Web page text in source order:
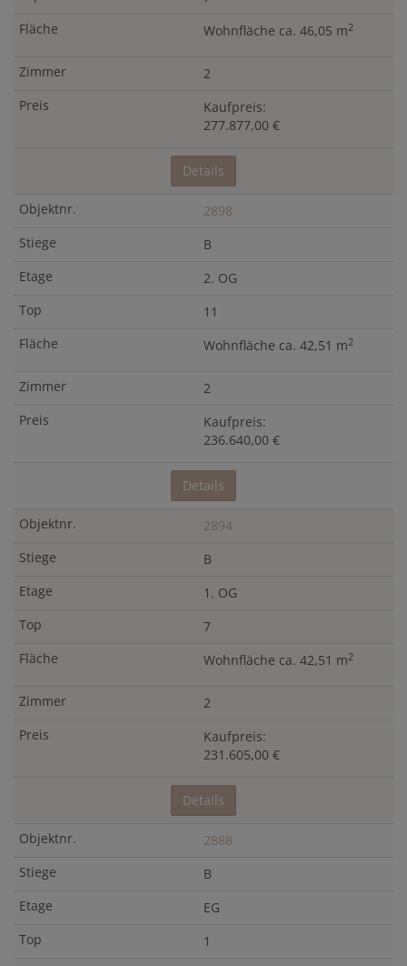
Wohnfläche ca. 46,05 m2
2
Kaufpreis:
277.877,00 €
Details
2898
B
2. OG
11
Wohnfläche ca. 42,51 m2
2
Kaufpreis:
236.640,00 €
Details
2894
B
1. OG
7
Wohnfläche ca. 42,51 m2
2
Kaufpreis:
231.605,00 €
Details
2888
B
EG
1